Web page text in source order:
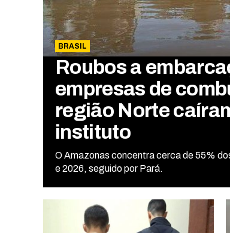
BRASIL
Roubos a
empresas de
região Norte
instituto
O Amazonas concentra cerca de 55%
e 2026, seguido por Pará.